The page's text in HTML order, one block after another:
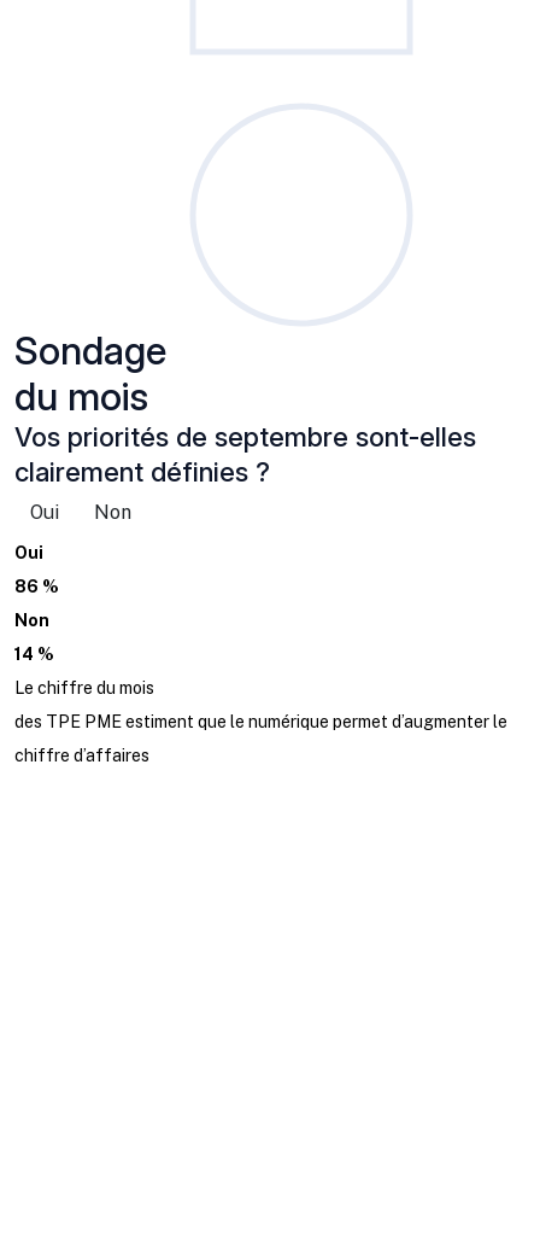
Sondage
du mois
Vos priorités de septembre sont-elles
clairement définies ?
Oui Non
Oui
86 %
Non
14 %
Le chiffre du mois
des TPE PME estiment que le numérique permet d’augmenter le
chiffre d’affaires